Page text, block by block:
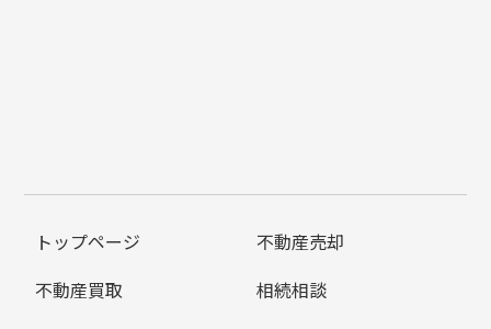
トップページ
不動産売却
不動産買取
相続相談